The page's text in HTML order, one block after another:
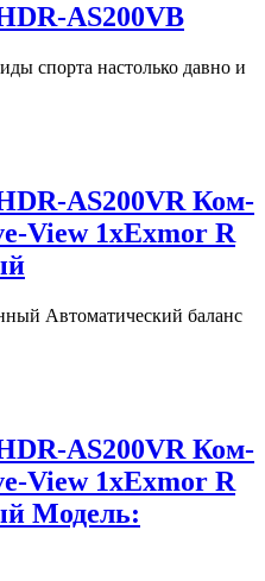
AS200VB
спорта настолько давно и
AS200VR Ком-
View 1xExmor R
Автоматический баланс
AS200VR Ком-
View 1xExmor R
Модель: